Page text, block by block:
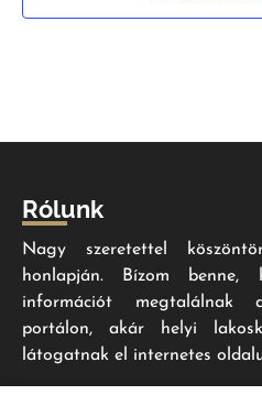
Rólunk
Nagy szeretettel
honlapján. Bízom benne,
információt megtalálnak
portálon, akár helyi
látogatnak el internetes